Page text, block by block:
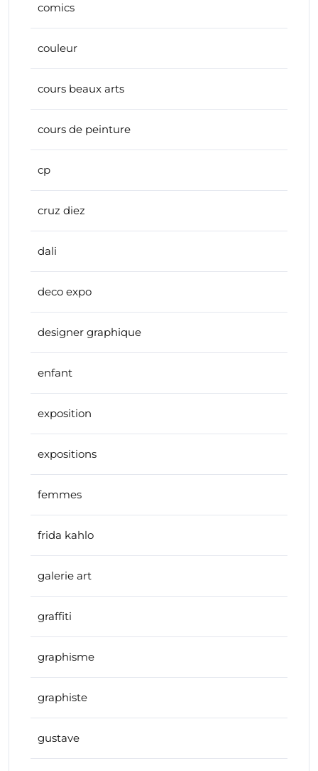
comics
couleur
cours beaux arts
cours de peinture
cp
cruz diez
dali
deco expo
designer graphique
enfant
exposition
expositions
femmes
frida kahlo
galerie art
graffiti
graphisme
graphiste
gustave